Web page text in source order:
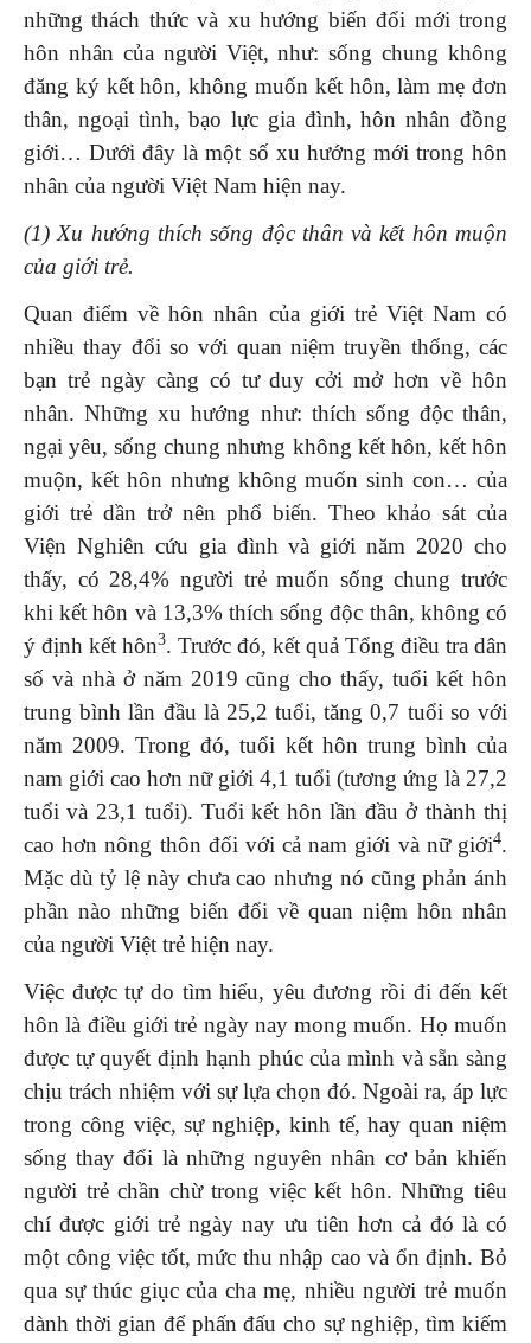
những thách thức và xu hướng biến đổi mới trong
hôn nhân của người Việt, như: sống chung không
đăng ký kết hôn, không muốn kết hôn, làm mẹ đơn
thân, ngoại tình, bạo lực gia đình, hôn nhân đồng
giới… Dưới đây là một số xu hướng mới trong hôn
nhân của người Việt Nam hiện nay.
(1) Xu hướng thích sống độc thân và kết hôn muộn
của giới trẻ.
Quan điểm về hôn nhân của giới trẻ Việt Nam có
nhiều thay đổi so với quan niệm truyền thống, các
bạn trẻ ngày càng có tư duy cởi mở hơn về hôn
nhân. Những xu hướng như: thích sống độc thân,
ngại yêu, sống chung nhưng không kết hôn, kết hôn
muộn, kết hôn nhưng không muốn sinh con… của
giới trẻ dần trở nên phổ biến. Theo khảo sát của
Viện Nghiên cứu gia đình và giới năm 2020 cho
thấy, có 28,4% người trẻ muốn sống chung trước
khi kết hôn và 13,3% thích sống độc thân, không có
ý định kết hôn3. Trước đó, kết quả Tổng điều tra dân
số và nhà ở năm 2019 cũng cho thấy, tuổi kết hôn
trung bình lần đầu là 25,2 tuổi, tăng 0,7 tuổi so với
năm 2009. Trong đó, tuổi kết hôn trung bình của
nam giới cao hơn nữ giới 4,1 tuổi (tương ứng là 27,2
tuổi và 23,1 tuổi). Tuổi kết hôn lần đầu ở thành thị
cao hơn nông thôn đối với cả nam giới và nữ giới4.
Mặc dù tỷ lệ này chưa cao nhưng nó cũng phản ánh
phần nào những biến đổi về quan niệm hôn nhân
của người Việt trẻ hiện nay.
Việc được tự do tìm hiểu, yêu đương rồi đi đến kết
hôn là điều giới trẻ ngày nay mong muốn. Họ muốn
được tự quyết định hạnh phúc của mình và sẵn sàng
chịu trách nhiệm với sự lựa chọn đó. Ngoài ra, áp lực
trong công việc, sự nghiệp, kinh tế, hay quan niệm
sống thay đổi là những nguyên nhân cơ bản khiến
người trẻ chần chừ trong việc kết hôn. Những tiêu
chí được giới trẻ ngày nay ưu tiên hơn cả đó là có
một công việc tốt, mức thu nhập cao và ổn định. Bỏ
qua sự thúc giục của cha mẹ, nhiều người trẻ muốn
dành thời gian để phấn đấu cho sự nghiệp, tìm kiếm